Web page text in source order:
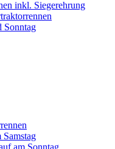
inkl. Siegerehrung
Sonntag
Samstag
am Sonntag